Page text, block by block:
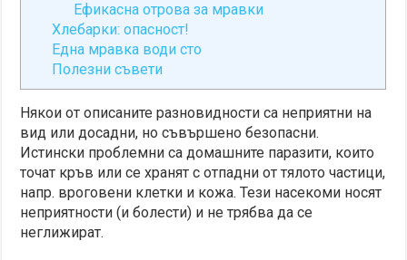
Ефикасна отрова за мравки
Хлебарки: опасност!
Една мравка води сто
Полезни съвети
Някои от описаните разновидности са неприятни на
вид или досадни, но съвършено безопасни.
Истински проблемни са домашните паразити, които
точат кръв или се хранят с отпадни от тялото частици,
напр. вроговени клетки и кожа. Тези насекоми носят
неприятности (и болести) и не трябва да се
неглижират.